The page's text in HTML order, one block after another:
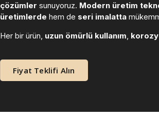
çözümler sunuyoruz. Modern üretim
üretimlerde hem de seri imalatta
Her bir ürün, uzun ömürlü kullanım,
Fiyat Teklifi Alın